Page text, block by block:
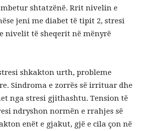
shtatzënë. Rrit nivelin e
jeni me diabet të tipit 2, stresi
nivelit të sheqerit në mënyrë
shkakton urth, probleme
Sindroma e zorrës së irrituar dhe
nga stresi gjithashtu. Tension të
ndryshon normën e rrahjes së
enët e gjakut, gjë e cila çon në